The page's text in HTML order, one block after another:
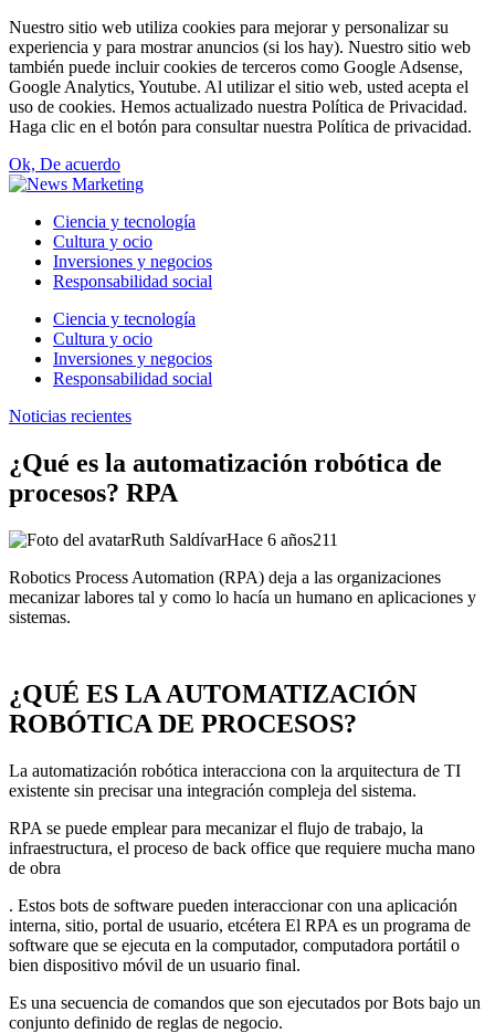
Nuestro sitio web utiliza cookies para mejorar y personalizar su
experiencia y para mostrar anuncios (si los hay). Nuestro sitio web
también puede incluir cookies de terceros como Google Adsense,
Google Analytics, Youtube. Al utilizar el sitio web, usted acepta el
uso de cookies. Hemos actualizado nuestra Política de Privacidad.
Haga clic en el botón para consultar nuestra Política de privacidad.
Ok, De acuerdo
Ciencia y tecnología
Cultura y ocio
Inversiones y negocios
Responsabilidad social
Ciencia y tecnología
Cultura y ocio
Inversiones y negocios
Responsabilidad social
Noticias recientes
¿Qué es la automatización robótica de
procesos? RPA
Ruth SaldívarHace 6 años211
Robotics Process Automation (RPA) deja a las organizaciones
mecanizar labores tal y como lo hacía un humano en aplicaciones y
sistemas.
¿QUÉ ES LA AUTOMATIZACIÓN
ROBÓTICA DE PROCESOS?
La automatización robótica interacciona con la arquitectura de TI
existente sin precisar una integración compleja del sistema.
RPA se puede emplear para mecanizar el flujo de trabajo, la
infraestructura, el proceso de back office que requiere mucha mano
de obra
. Estos bots de software pueden interaccionar con una aplicación
interna, sitio, portal de usuario, etcétera El RPA es un programa de
software que se ejecuta en la computador, computadora portátil o
bien dispositivo móvil de un usuario final.
Es una secuencia de comandos que son ejecutados por Bots bajo un
conjunto definido de reglas de negocio.